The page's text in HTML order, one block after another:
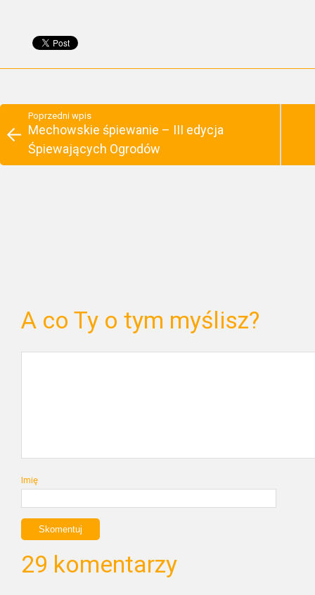
Poprzedni wpis
Mechowskie śpiewanie – III edycja
Śpiewających Ogrodów
A co Ty o tym myślisz?
Imię
29 komentarzy